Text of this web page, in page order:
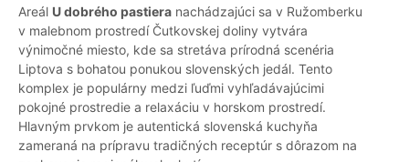
Areál U dobrého pastiera nachádzajúci sa v Ružomberku
v malebnom prostredí Čutkovskej doliny vytvára
výnimočné miesto, kde sa stretáva prírodná scenéria
Liptova s bohatou ponukou slovenských jedál. Tento
komplex je populárny medzi ľuďmi vyhľadávajúcimi
pokojné prostredie a relaxáciu v horskom prostredí.
Hlavným prvkom je autentická slovenská kuchyňa
zameraná na prípravu tradičných receptúr s dôrazom na